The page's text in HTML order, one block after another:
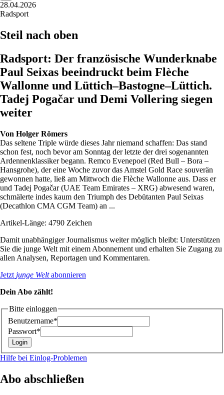
28.04.2026
Radsport
Steil nach oben
Radsport: Der französische Wunderknabe
Paul Seixas beeindruckt beim Flèche
Wallonne und Lüttich–Bastogne–Lüttich.
Tadej Pogačar und Demi Vollering siegen
weiter
Von Holger Römers
Das seltene Triple würde dieses Jahr niemand schaffen: Das stand
schon fest, noch bevor am Sonntag der letzte der drei sogenannten
Ardennenklassiker begann. Remco Evenepoel (Red Bull – Bora –
Hansgrohe), der eine Woche zuvor das Amstel Gold Race souverän
gewonnen hatte, ließ am Mittwoch die Flèche Wallonne aus. Dass er
und Tadej Pogačar (UAE Team Emirates – XRG) abwesend waren,
schmälerte indes kaum den Triumph des Debütanten Paul Seixas
(Decathlon CMA CGM Team) an ...
Artikel-Länge: 4790 Zeichen
Damit unabhängiger Journalismus weiter möglich bleibt: Unterstützen
Sie die junge Welt mit einem Abonnement und erhalten Sie Zugang zu
allen Analysen, Reportagen und Kommentaren.
Jetzt junge Weltabonnieren
Dein Abo zählt!
Bitte einloggen
Benutzername*
Passwort*
Hilfe bei Einlog-Problemen
Abo abschließen